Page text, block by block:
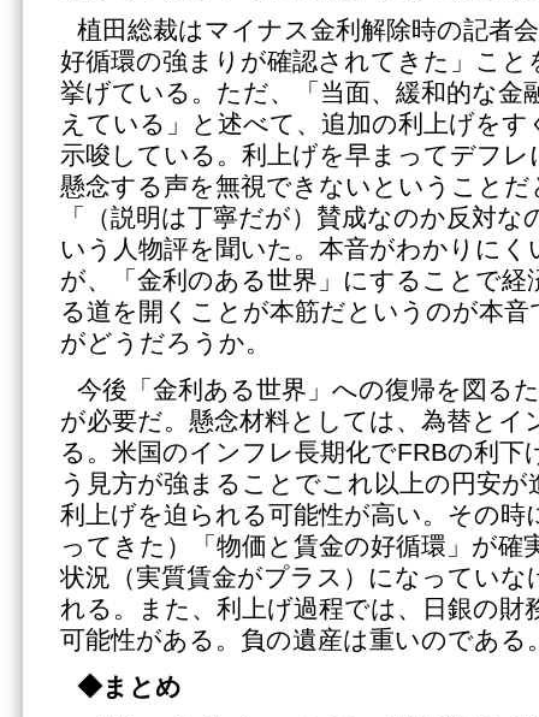
植田総裁はマイナス金利解除時の記者
好循環の強まりが確認されてきた」こと
挙げている。ただ、「当面、緩和的な金
えている」と述べて、追加の利上げを
示唆している。利上げを早まってデフ
懸念する声を無視できないということだ
「（説明は丁寧だが）賛成なのか反対
いう人物評を聞いた。本音がわかりに
が、「金利のある世界」にすることで経
る道を開くことが本筋だというのが本
がどうだろうか。
今後「金利ある世界」への復帰を図る
が必要だ。懸念材料としては、為替とイ
る。米国のインフレ長期化でFRBの利下
う見方が強まることでこれ以上の円安が
利上げを迫られる可能性が高い。その時
ってきた）「物価と賃金の好循環」が確
状況（実質賃金がプラス）になっていな
れる。また、利上げ過程では、日銀の財
可能性がある。負の遺産は重いのである
◆まとめ